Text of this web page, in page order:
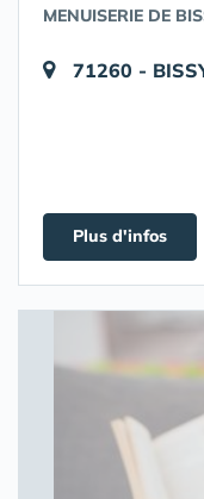
MENUISERIE DE
71260 -
Plus d'infos